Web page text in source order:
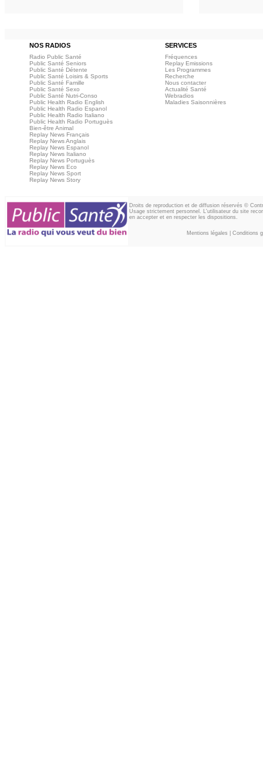
NOS RADIOS SERVICES
Radio Public Santé
Public Santé Seniors
Public Santé Détente
Public Santé Loisirs & Sports
Public Santé Famille
Public Santé Sexo
Public Santé Nutri-Conso
Public Health Radio English
Public Health Radio Espanol
Public Health Radio Italiano
Public Health Radio Portuguès
Bien-être Animal
Replay News Français
Replay News Anglais
Replay News Espanol
Replay News Italiano
Replay News Portuguès
Replay News Eco
Replay News Sport
Replay News Story
Fréquences
Replay Emissions
Les Programmes
Recherche
Nous contacter
Actualité Santé
Webradios
Maladies Saisonnières
Droits de reproduction et de diffusion réservés ©
Usage strictement personnel. L'utilisateur du site
en accepter et en respecter les dispositions.
Mentions légales Conditions